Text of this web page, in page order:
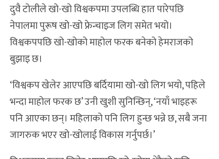
दुवै टोलीले खो-खो विश्वकपमा उपलब्धि हात पारेपछि
नेपालमा पुरूष खो-खो फ्रेन्चाइज लिग समेत भयो।
विश्वकपपछि खो-खोको माहोल फरक बनेको हेमराजको
बुझाइ छ।
‘विश्वकप खेलेर आएपछि बर्दियामा खो-खो लिग भयो, पहिले
भन्दा माहोल फरक छ’ उनी खुशी सुनिन्छिन्, ‘नयाँ भाइहरू
पनि आएका छन्। महिलाको पनि लिग हुन्छ भन्ने छ, सबै जना
जागरुक भएर खो-खोलाई विकास गर्नुपर्छ।’